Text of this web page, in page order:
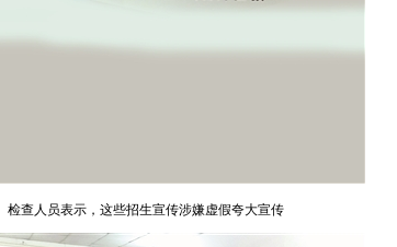
检查人员表示，这些招生宣传涉嫌虚假夸大宣传